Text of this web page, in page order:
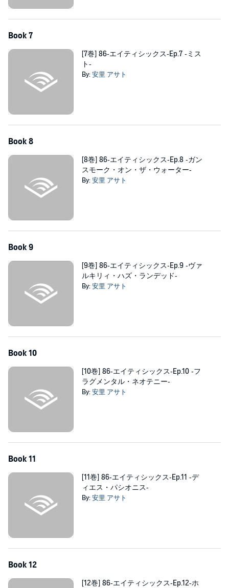
Book 7
[7巻] 86‐エイティシックス‐Ep.7 ‐ミス
ト‐
By:安里 アサト
Book 8
[8巻] 86‐エイティシックス‐Ep.8 ‐ガン
スモーク・オン・ザ・ウォーター‐
By:安里 アサト
Book 9
[9巻] 86‐エイティシックス‐Ep.9 ‐ヴァ
ルキリィ・ハズ・ランデッド‐
By:安里 アサト
Book 10
[10巻] 86‐エイティシックス‐Ep.10 ‐フ
ラグメンタル・ネオテニー‐
By:安里 アサト
Book 11
[11巻] 86‐エイティシックス‐Ep.11 ‐デ
ィエス・パシオニス‐
By:安里 アサト
Book 12
[12巻] 86‐エイティシックス‐Ep.12‐ホ